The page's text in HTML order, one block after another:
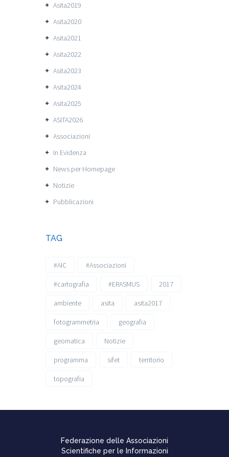
Asita2019
Asita2020
Asita2021
Asita2022
Asita2023
Asita2024
Asita2025
ASITA2026
Associazioni
In Evidenza
News per Homepage
Notizie
Pubblicazioni
TAG
#AIC #Associazioni
#cartografia #ERASMUS 2017
ambiente asita asita2017
fotogrammetria geografia
geomatica Notizie
programma sifet territorio
topografia
Federazione delle Associazioni
Scientifiche per le Informazioni